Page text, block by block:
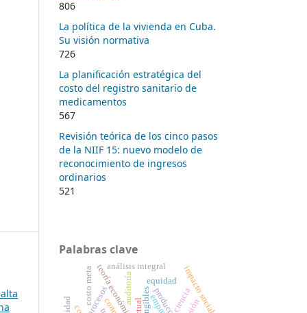
806
La política de la vivienda en Cuba.
Su visión normativa
726
La planificación estratégica del
costo del registro sanitario de
medicamentos
567
Revisión teórica de los cinco pasos
de la NIIF 15: nuevo modelo de
reconocimiento de ingresos
ordinarios
521
Palabras clave
teoría económica
auditoría
procesos ciencia
impacto social
costo meta equidad
análisis integral